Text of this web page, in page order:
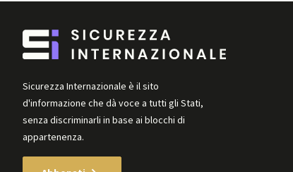
Sicurezza Internazionale è il sito
d'informazione che dà voce a tutti gli Stati,
senza discriminarli in base ai blocchi di
appartenenza.